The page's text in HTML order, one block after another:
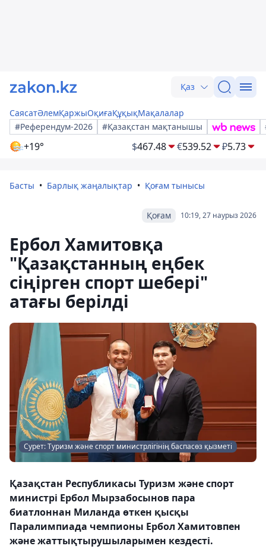
Қаз
СаясатӘлемҚаржыОқиғаҚұқықМақалалар
#Референдум-2026
#Қазақстан мақтанышы
+19° $467.48 €539.52 ₽5.73
Басты Барлық жаңалықтар Қоғам тынысы
10:19, 27 наурыз 2026
Қоғам
Ербол Хамитовқа
"Қазақстанның еңбек
сіңірген спорт шебері"
атағы берілді
Сурет: Туризм және спорт министрлігінің баспасөз қызметі
Қазақстан Республикасы Туризм және спорт
министрі Ербол Мырзабосынов пара
биатлоннан Миланда өткен қысқы
Паралимпиада чемпионы Ербол Хамитовпен
және жаттықтырушыларымен кездесті.